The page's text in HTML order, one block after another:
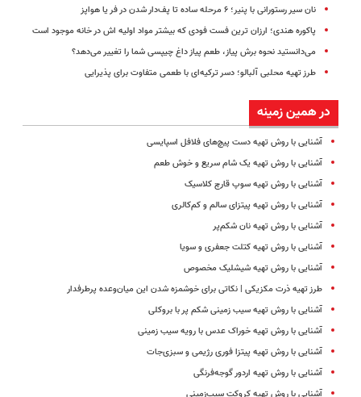
نان سیر رستورانی با پنیر؛ ۶ مرحله ساده تا پف‌دار شدن در فر یا هواپز
پاکوره هندی؛ ارزان ترین فست فودی که بیشتر مواد اولیه اش در خانه موجود است
می‌دانستید نحوه برش پیاز، طعم پیاز داغ چیپسی شما را تغییر می‌دهد؟
طرز تهیه محلبی آلبالو؛ دسر ترکیه‌ای با طعمی متفاوت برای پذیرایی
در همین زمینه
آشنایی با روش تهیه دست پیچ‌های فلافل اسپایسی
آشنایی با روش تهیه یک شام سریع و خوش طعم
آشنایی با روش تهیه سوپ قارچ کلاسیک
آشنایی با روش تهیه پیتزای سالم و کم‌کالری
آشنایی با روش تهیه نان شکم‌پر
آشنایی با روش تهیه کتلت جعفری و سویا
آشنایی با روش تهیه شیشلیک مخصوص
طرز تهیه ذرت مکزیکی | نکاتی برای خوشمزه شدن این میان‌وعده پرطرفدار
آشنایی با روش تهیه سیب زمینی شکم پر با بروکلی
آشنایی با روش تهیه خوراک عدس با رویه سیب زمینی
آشنایی با روش تهیه پیتزا فوری رژیمی و سبزی‌جات
آشنایی با روش تهیه اردور گوجه‌فرنگی